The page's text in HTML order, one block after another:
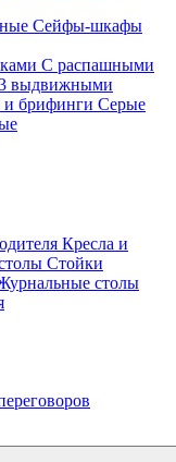
Сейфы-шкафы
С распашными
выдвижными
и брифинги Серые
Кресла и
Стойки
столы